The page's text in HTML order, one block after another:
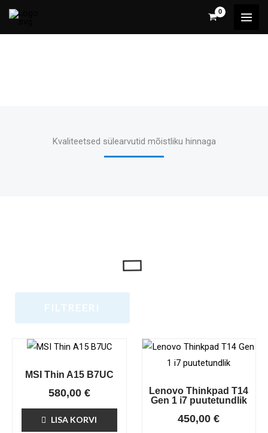
Skip
Kvaliteetsed sülearvutid mõistliku hinnaga
FILTREERI
MSI Thin A15 B7UC
580,00 €
LISA KORVI
Lenovo Thinkpad T14
Gen 1 i7 puutetundlik
450,00€